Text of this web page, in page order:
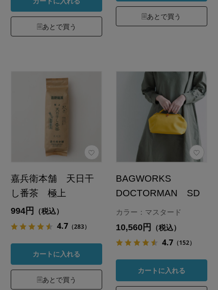
あとで買う
あとで買う
嘉兵衛本舗 天日干
し番茶 極上
994円 （税込）
4.7 （283）
カートに入れる
あとで買う
BAGWORKS
DOCTORMAN SD
カラー：マスタード
10,560円 （税込）
4.7 （152）
カートに入れる